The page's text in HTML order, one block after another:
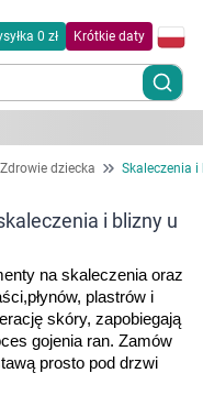
0 zł Krótkie daty
Zdrowie dziecka Skaleczenia
i blizny u
na skaleczenia oraz
plastrów i
skóry, zapobiegają
gojenia ran. Zamów
prosto pod drzwi